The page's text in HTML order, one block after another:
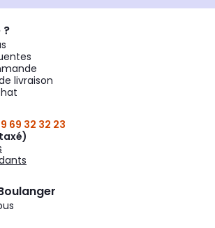
?
livraison
69 32 32 23